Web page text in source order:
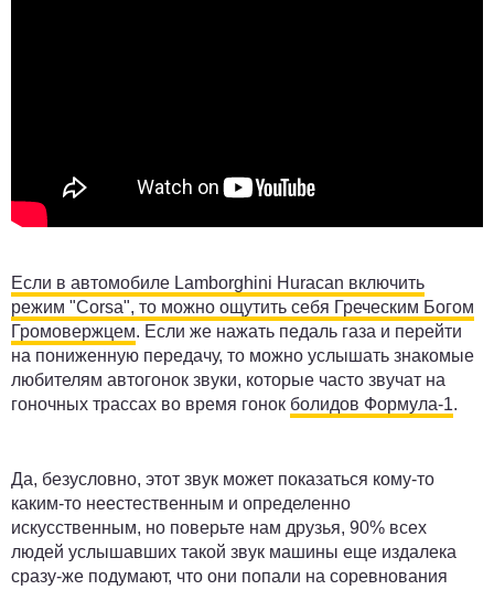
Если в автомобиле Lamborghini Huracan включить
режим "Corsa", то можно ощутить себя Греческим Богом
Громовержцем. Если же нажать педаль газа и перейти
на пониженную передачу, то можно услышать знакомые
любителям автогонок звуки, которые часто звучат на
гоночных трассах во время гонок болидов Формула-1.
Да, безусловно, этот звук может показаться кому-то
каким-то неестественным и определенно
искусственным, но поверьте нам друзья, 90% всех
людей услышавших такой звук машины еще издалека
сразу-же подумают, что они попали на соревнования